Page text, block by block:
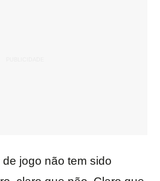
jogo não tem sido